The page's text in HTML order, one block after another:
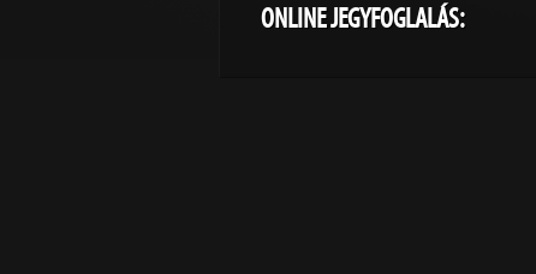
ONLINE JEGYFOGLALÁS: